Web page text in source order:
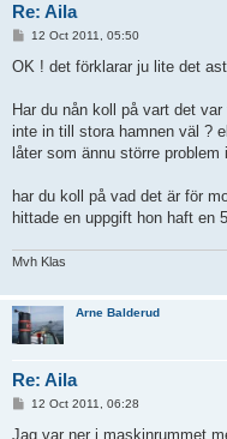
Re: Aila
P
s
12 Oct 2011, 05:50
OK ! det förklarar ju lite det
Har du nån koll på vart det
inte in till stora hamnen väl ?
låter som ännu större
har du koll på vad det är för
hittade en uppgift hon haft en
Mvh Klas
Arne Balderud
Re: Aila
P
s
12 Oct 2011, 06:28
Jag var ner i maskinrummet